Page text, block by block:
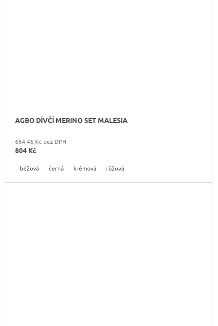
AGBO DÍVČÍ MERINO SET MALESIA
664,46 Kč bez DPH
804 Kč
béžová černá krémová růžová